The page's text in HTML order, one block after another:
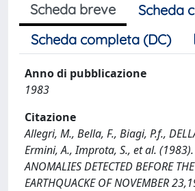
Scheda breve
Scheda
Scheda completa (DC)
Anno di pubblicazione
1983
Citazione
Allegri, M., Bella, F., Biagi, P.f.,
Ermini, A., Improta, S., et al. (1983).
ANOMALIES DETECTED BEFORE
EARTHQUACKE OF NOVEMBER